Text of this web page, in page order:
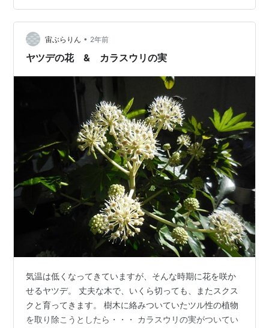
宙ぶらりん • 2年前
ヤツデの花 & カラスウリの実
気温は低くなってきていますが、そんな時期に花を咲か
せるヤツデ。 丈夫な木で、いくら切っても、またスクス
クと育ってきます。 樹木に絡みついていたツル性の植物
を取り除こうとしたら・・・ カラスウリの実がついてい